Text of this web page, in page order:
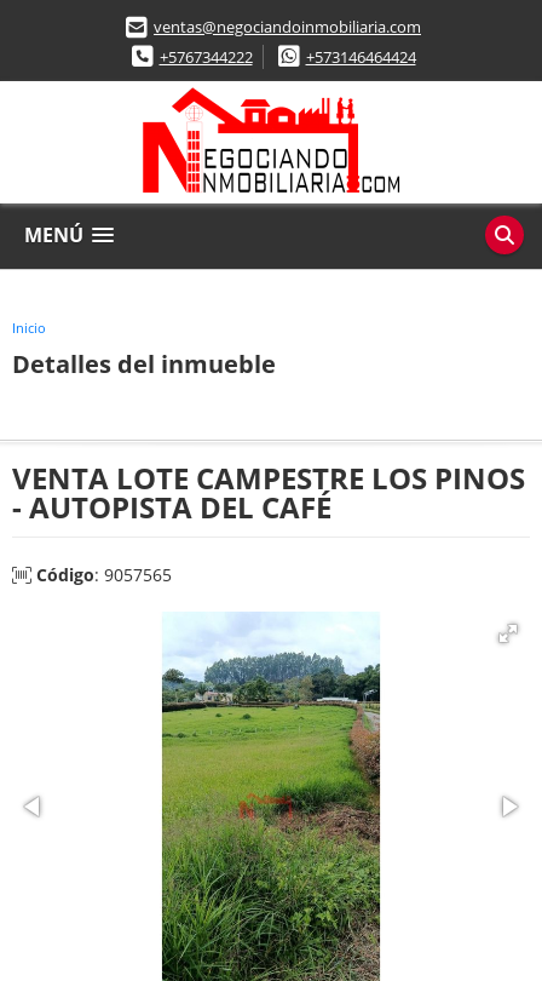
ventas@negociandoinmobiliaria.com
+5767344222
+573146464424
MENÚ
Inicio
Detalles del inmueble
VENTA LOTE CAMPESTRE LOS PINOS
- AUTOPISTA DEL CAFÉ
Código: 9057565